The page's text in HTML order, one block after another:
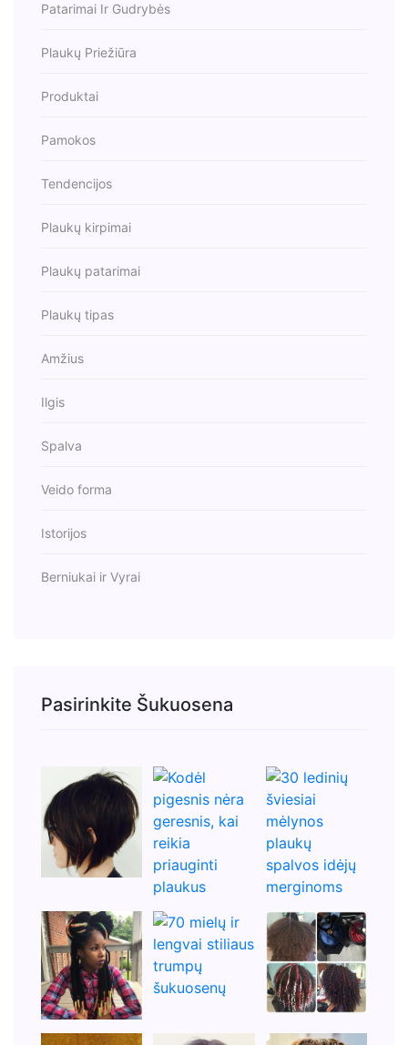
Patarimai Ir Gudrybės
Plaukų Priežiūra
Produktai
Pamokos
Tendencijos
Plaukų kirpimai
Plaukų patarimai
Plaukų tipas
Amžius
Ilgis
Spalva
Veido forma
Istorijos
Berniukai ir Vyrai
Pasirinkite Šukuosena